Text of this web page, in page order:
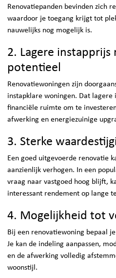
Renovatiepanden bevinden zich
waardoor je toegang krijgt tot
nauwelijks nog mogelijk is.
2. Lagere instapprijs
potentieel
Renovatiewoningen zijn
instapklare woningen. Dat
financiële ruimte om te
afwerking en energiezuinige
3. Sterke
Een goed uitgevoerde renovatie
aanzienlijk verhogen. In een
vraag naar vastgoed hoog blijft,
interessant rendement op lange
4. Mogelijkheid tot
Bij een renovatiewoning bepaal
Je kan de indeling aanpassen,
en de afwerking volledig
woonstijl.